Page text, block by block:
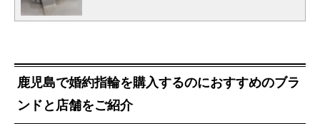
鹿児島で婚約指輪を購入するのにおすすめのブラ
ンドと店舗をご紹介